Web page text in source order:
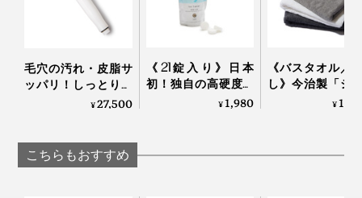
毛穴の汚れ・皮脂サ
ッパリ！しっとりホ
カホカ気持ちいい
ンバブルシャワー
¥27,500
《21錠入り》日本
初！独自の高硬度マ
イクロカプセル技術
¥1,980
《バスタオル／
し》今治製「シ
ル織機」でゆっ
¥
こちらもおすすめ